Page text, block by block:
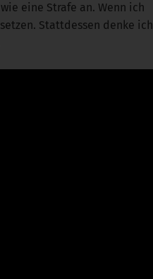
eine Strafe an. Wenn ich
Stattdessen denke ich